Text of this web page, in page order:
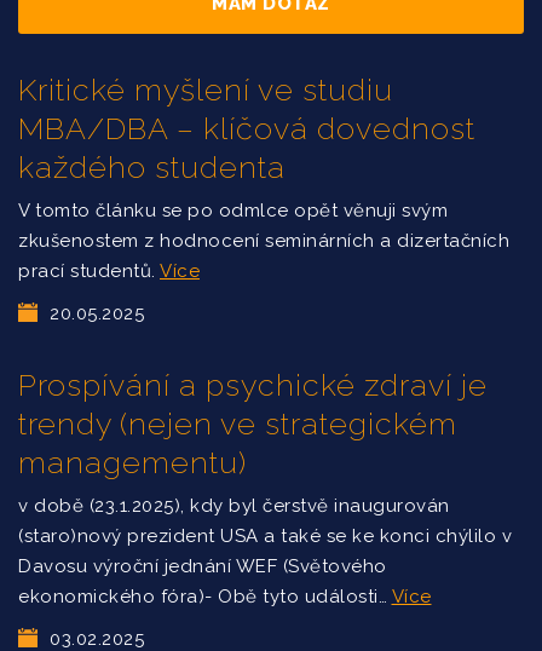
Kritické myšlení ve studiu
MBA/DBA – klíčová dovednost
každého studenta
V tomto článku se po odmlce opět věnuji svým
zkušenostem z hodnocení seminárních a dizertačních
prací studentů. Více
20.05.2025
Prospívání a psychické zdraví je
trendy (nejen ve strategickém
managementu)
v době (23.1.2025), kdy byl čerstvě inaugurován
(staro)nový prezident USA a také se ke konci chýlilo v
Davosu výroční jednání WEF (Světového
ekonomického fóra)- Obě tyto události… Více
03.02.2025